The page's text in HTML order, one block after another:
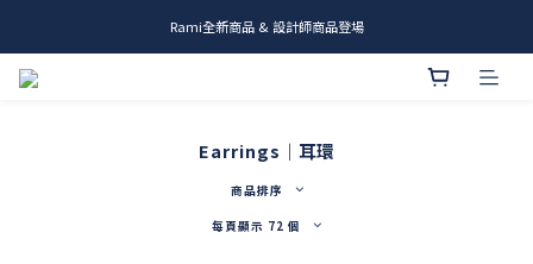
me.ie & A-Y2 新發售
me.ie & A-Y2 新發售
Earrings｜耳環
商品排序
每頁顯示 72 個